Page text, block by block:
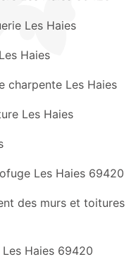
Les Haies
Haies
charpente Les Haies
Les Haies
Les Haies 69420
des murs et toitures
Haies 69420